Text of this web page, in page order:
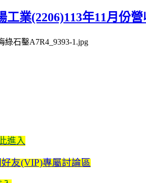
工業(2206)113年11月份
進入
友(VIP)專屬討論區